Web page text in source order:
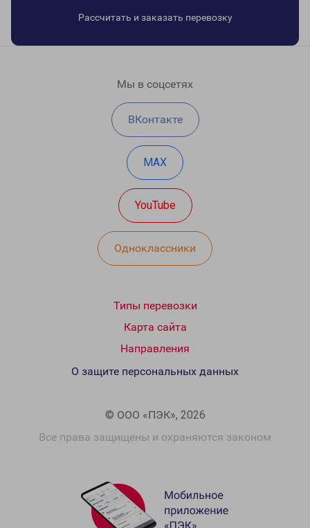
Рассчитать и заказать перевозку
Мы в соцсетях
ВКонтакте
MAX
YouTube
Одноклассники
Типы перевозки
Карта сайта
Направления
© ООО «ПЭК», 2026
Все права защищены и охраняются законом
О защите персональных данных